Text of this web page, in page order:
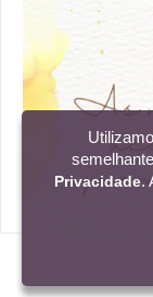
Privacidade.